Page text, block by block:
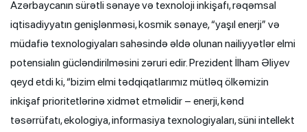
Azərbaycanın sürətli sənaye və texnoloji inkişafı, rəqəmsal
iqtisadiyyatın genişlənməsi, kosmik sənaye, “yaşıl enerji” və
müdafiə texnologiyaları sahəsində əldə olunan nailiyyətlər elmi
potensialın gücləndirilməsini zəruri edir. Prezident İlham Əliyev
qeyd etdi ki, “bizim elmi tədqiqatlarımız mütləq ölkəmizin
inkişaf prioritetlərinə xidmət etməlidir – enerji, kənd
təsərrüfatı, ekologiya, informasiya texnologiyaları, süni intellekt